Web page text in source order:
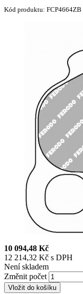
Kód produktu: FCP4664ZB
10 094,48 Kč
12 214,32 Kč s DPH
Není skladem
Změnit počet
Vložit do košíku